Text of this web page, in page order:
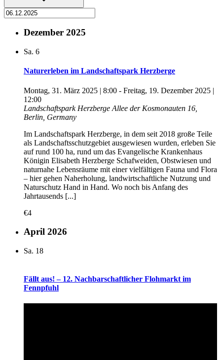
Dezember 2025
Sa. 6
Naturerleben im Landschaftspark Herzberge
Montag, 31. März 2025 | 8:00 - Freitag, 19. Dezember 2025 |
12:00
Landschaftspark Herzberge Allee der Kosmonauten 16,
Berlin, Germany
Im Landschaftspark Herzberge, in dem seit 2018 große Teile
als Landschaftsschutzgebiet ausgewiesen wurden, erleben Sie
auf rund 100 ha, rund um das Evangelische Krankenhaus
Königin Elisabeth Herzberge Schafweiden, Obstwiesen und
naturnahe Lebensräume mit einer vielfältigen Fauna und Flora
– hier gehen Naherholung, landwirtschaftliche Nutzung und
Naturschutz Hand in Hand. Wo noch bis Anfang des
Jahrtausends [...]
€4
April 2026
Sa. 18
Fällt aus! – 12. Nachbarschaftlicher Flohmarkt im
Fennpfuhl